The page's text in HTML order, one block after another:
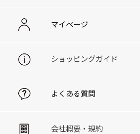
マイページ
ショッピングガイド
よくある質問
会社概要・規約